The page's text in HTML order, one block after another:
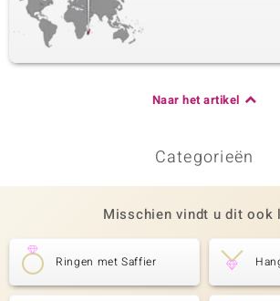
Naar het artikel
Categorieën
Misschien vindt u dit ook
Ringen met Saffier